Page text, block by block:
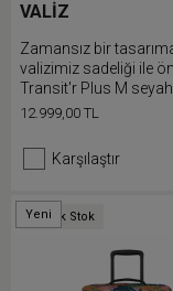
VALİZ
Zamansız bir
valizimiz sadeliği ile
Transit'r Plus M
güvenli seyahat
dayanıklı tekerlek
sahiptir.
12.999,00 TL
Karşılaştır
Düşük Stok
Yeni